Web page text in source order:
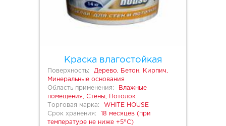
Краска влагостойкая
Поверхность:
Дерево, Бетон, Кирпич,
Минеральные основания
Область применения:
Влажные
помещения, Стены, Потолок
Торговая марка:
WHITE HOUSE
Срок хранения:
18 месяцев (при
температуре не ниже +5°С)